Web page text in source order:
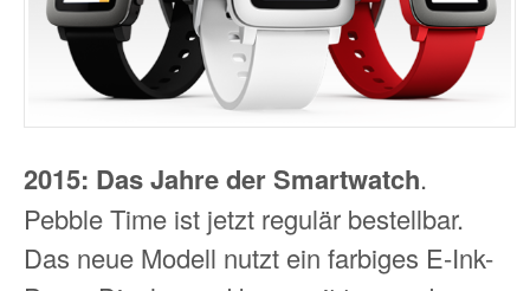
2015: Das Jahre der Smartwatch.
Pebble Time ist jetzt regulär bestellbar.
Das neue Modell nutzt ein farbiges E-Ink-